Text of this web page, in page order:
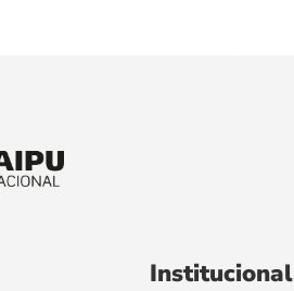
Institucional